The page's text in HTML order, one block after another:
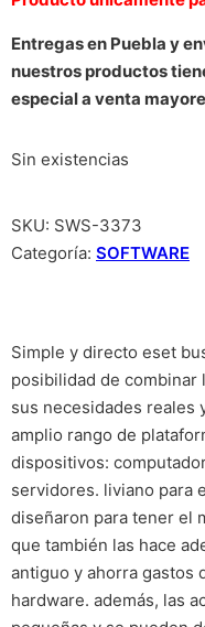
Entregas en Puebla y
nuestros productos
especial a venta
Sin existencias
SKU: SWS-3373
Categoría: SOFTWARE
Simple y directo eset
posibilidad de combinar
sus necesidades reales
amplio rango de
dispositivos:
servidores. liviano para
diseñaron para tener el
que también las hace
antiguo y ahorra gastos
hardware. además, las